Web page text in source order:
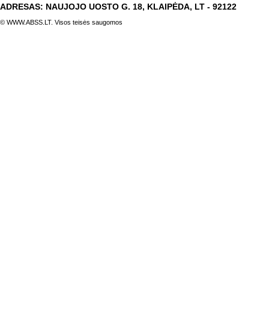
ADRESAS: NAUJOJO UOSTO G. 18, KLAIPĖDA, LT - 92122
© WWW.ABSS.LT. Visos teisės saugomos